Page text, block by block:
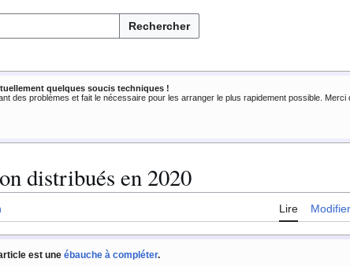
Rechercher
quelques soucis techniques !
des problèmes et fait le nécessaire pour les arranger le plus rapidement possible.
distribués en 2020
Lire Modifier
est une ébauche à compléter.